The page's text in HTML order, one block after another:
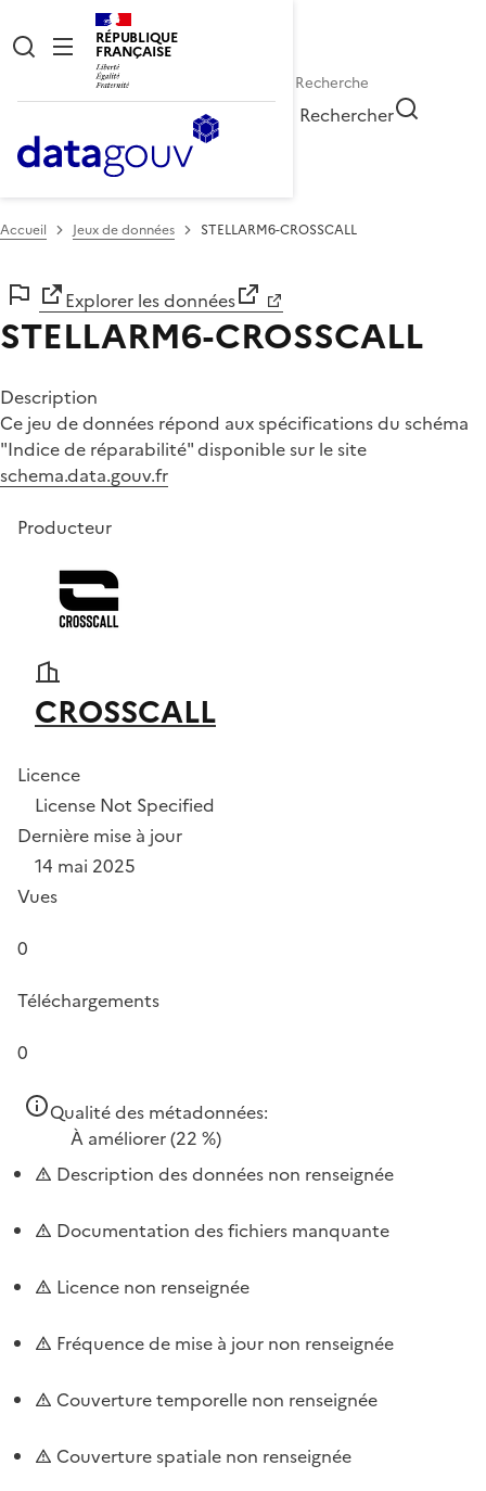
RÉPUBLIQUE
FRANÇAISE
Rechercher
Accueil Jeux de données STELLARM6-CROSSCALL
Explorer les données
STELLARM6-CROSSCALL
Description
Ce jeu de données répond aux spécifications du schéma
"Indice de réparabilité" disponible sur le site
schema.data.gouv.fr
Producteur
CROSSCALL
Licence
License Not Specified
Dernière mise à jour
14 mai 2025
Vues
0
Téléchargements
0
Qualité des métadonnées:
À améliorer(22 %)
Description des données non renseignée
Documentation des fichiers manquante
Licence non renseignée
Fréquence de mise à jour non renseignée
Couverture temporelle non renseignée
Couverture spatiale non renseignée